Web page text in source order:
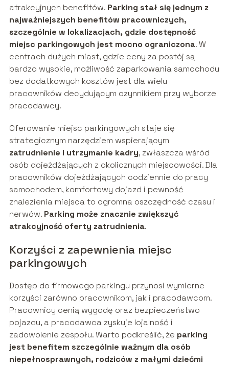
atrakcyjnych benefitów. Parking stał się jednym z
najważniejszych benefitów pracowniczych,
szczególnie w lokalizacjach, gdzie dostępność
miejsc parkingowych jest mocno ograniczona. W
centrach dużych miast, gdzie ceny za postój są
bardzo wysokie, możliwość zaparkowania samochodu
bez dodatkowych kosztów jest dla wielu
pracowników decydującym czynnikiem przy wyborze
pracodawcy.
Oferowanie miejsc parkingowych staje się
strategicznym narzędziem wspierającym
zatrudnienie i utrzymanie kadry, zwłaszcza wśród
osób dojeżdżających z okolicznych miejscowości. Dla
pracowników dojeżdżających codziennie do pracy
samochodem, komfortowy dojazd i pewność
znalezienia miejsca to ogromna oszczędność czasu i
nerwów. Parking może znacznie zwiększyć
atrakcyjność oferty zatrudnienia.
Korzyści z zapewnienia miejsc
parkingowych
Dostęp do firmowego parkingu przynosi wymierne
korzyści zarówno pracownikom, jak i pracodawcom.
Pracownicy cenią wygodę oraz bezpieczeństwo
pojazdu, a pracodawca zyskuje lojalność i
zadowolenie zespołu. Warto podkreślić, że parking
jest benefitem szczególnie ważnym dla osób
niepełnosprawnych, rodziców z małymi dziećmi